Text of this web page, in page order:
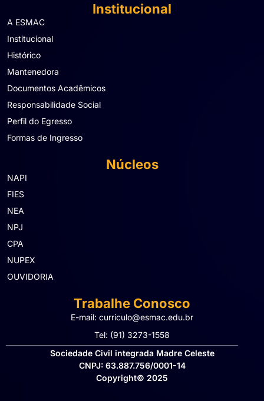
Institucional
A ESMAC
Institucional
Histórico
Mantenedora
Documentos Acadêmicos
Responsabilidade Social
Perfil do Egresso
Formas de Ingresso
Núcleos
NAPI
FIES
NEA
NPJ
CPA
NUPEX
OUVIDORIA
Trabalhe Conosco
E-mail: curriculo@esmac.edu.br
Tel: (91) 3273-1558​
Sociedade Civil integrada Madre Celeste
CNPJ: 63.887.756/0001-14
Copyright© 2025